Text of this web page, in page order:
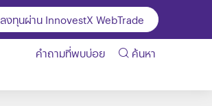
ลงทุนผ่าน InnovestX WebTrade
คำถามที่พบบ่อย ค้นหา